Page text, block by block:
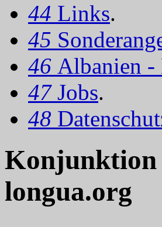
44 Links.
45
46 Albanien
47 Jobs.
48
Konjunktion
longua.org